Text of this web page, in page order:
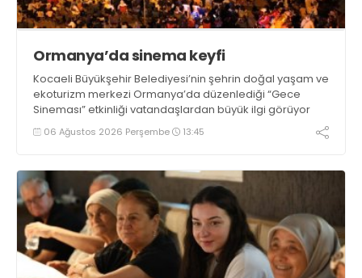
Ormanya’da sinema keyfi
Kocaeli Büyükşehir Belediyesi’nin şehrin doğal yaşam ve
ekoturizm merkezi Ormanya’da düzenlediği “Gece
Sineması” etkinliği vatandaşlardan büyük ilgi görüyor
06 Ağustos 2026 Perşembe 13:45